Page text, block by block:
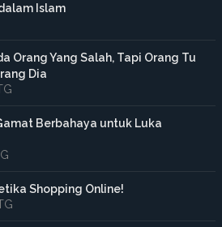
Islam
Orang Yang Salah, Tapi Orang Tu
Dia
Berbahaya untuk Luka
Shopping Online!